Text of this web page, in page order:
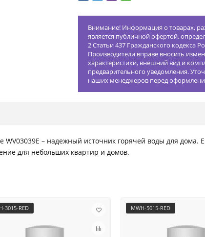
Внимание! Информация о товарах,
является публичной офертой,
2 Статьи 437 Гражданского кодекса
Производители вправе вносить
характеристики, внешний вид и
предварительного уведомления.
наших менеджеров перед
WV03039E – надежный источник горячей воды для дома.
для небольших квартир и домов.
3015-RED MWH-5015-RED